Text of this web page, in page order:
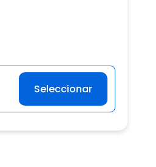
Seleccionar